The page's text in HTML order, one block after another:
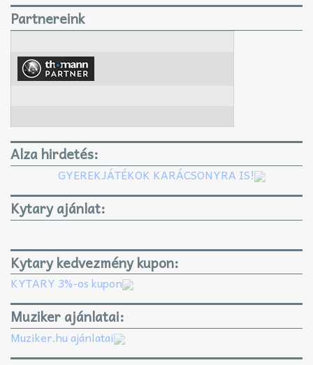
Partnereink
Alza hirdetés:
GYEREKJÁTÉKOK KARÁCSONYRA IS!
Kytary ajánlat:
Kytary kedvezmény kupon:
KYTARY 3%-os kupon
Muziker ajánlatai:
Muziker.hu ajánlatai